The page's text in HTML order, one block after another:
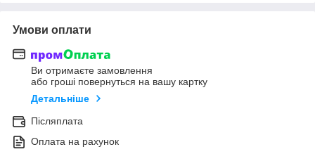
Умови оплати
Ви отримаєте замовлення
або гроші повернуться на вашу картку
Детальніше
Післяплата
Оплата на рахунок